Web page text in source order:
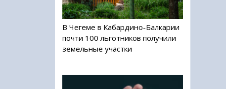
В Чегеме в Кабардино-Балкарии
почти 100 льготников получили
земельные участки